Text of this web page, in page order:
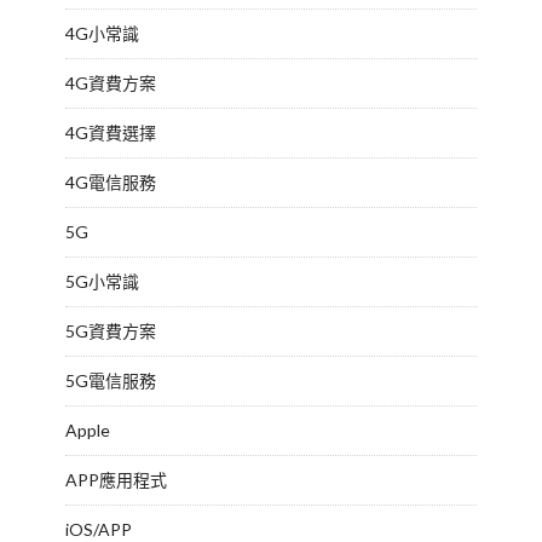
4G小常識
4G資費方案
4G資費選擇
4G電信服務
5G
5G小常識
5G資費方案
5G電信服務
Apple
APP應用程式
iOS/APP